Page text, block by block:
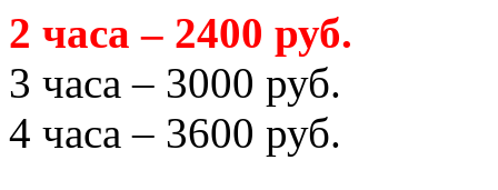
2 часа – 2400 руб.
3 часа – 3000 руб.
4 часа – 3600 руб.